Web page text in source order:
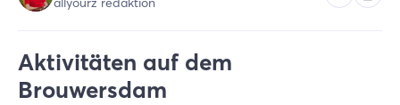
Aktivitäten auf dem
Brouwersdam